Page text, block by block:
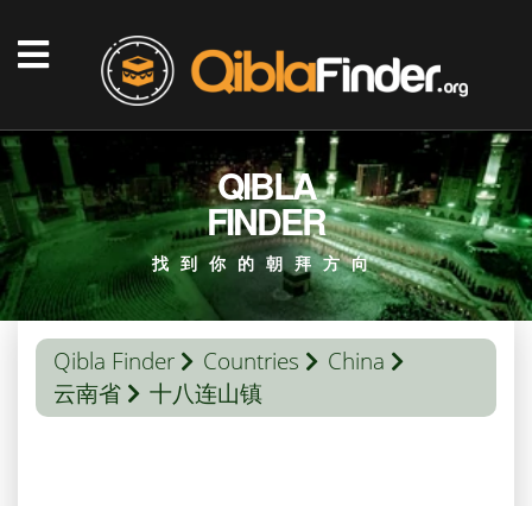
QIBLA
FINDER
找到你的朝拜方向
Qibla Finder Countries
China
云南省
十八连山镇